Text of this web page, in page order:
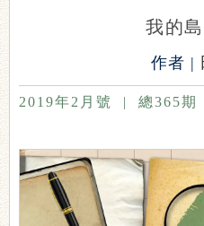
我的
作者 |
2019年2月號 | 總365期